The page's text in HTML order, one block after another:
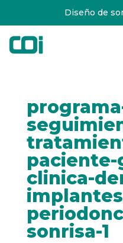
Diseño de
paciente-
clinica-
sonrisa-1